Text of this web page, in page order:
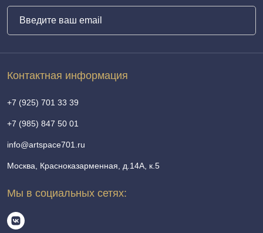
Контактная информация
+7 (925) 701 33 39
+7 (985) 847 50 01
info@artspace701.ru
Москва, Красноказарменная, д.14А, к.5
Мы в социальных сетях: